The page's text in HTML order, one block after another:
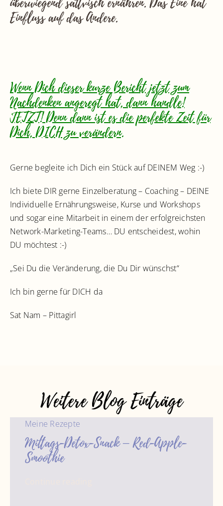
Einfluss auf das Andere.
Wenn Dich dieser kurze Bericht jetzt zum
Nachdenken angeregt hat, dann handle!
JETZT! Denn dann ist es die perfekte Zeit für
Dich, DICH zu verändern.
Gerne begleite ich Dich ein Stück auf DEINEM Weg :-)
Ich biete DIR gerne Einzelberatung – Coaching – DEINE
Individuelle Ernährungsweise, Kurse und Workshops
und sogar eine Mitarbeit in einem der erfolgreichsten
Network-Marketing-Teams… DU entscheidest, wohin
DU möchtest :-)
„Sei Du die Veränderung, die Du Dir wünschst“
Ich bin gerne für DICH da
Sat Nam – Pittagirl
Weitere Blog Einträge
Meine Rezepte
Mittags-Detox-Snack – Red-Apple-
Smoothie